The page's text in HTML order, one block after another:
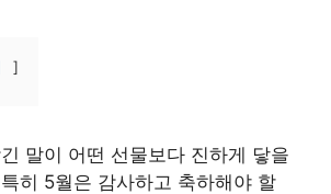
말이 어떤 선물보다 진하게 닿을
히 5월은 감사하고 축하해야 할